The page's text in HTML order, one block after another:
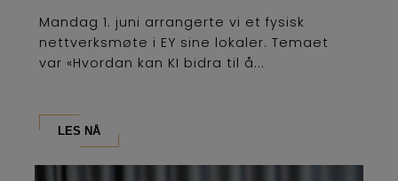
Mandag 1. juni arrangerte vi et fysisk
nettverksmøte i EY sine lokaler. Temaet
var «Hvordan kan KI bidra til å...
LES NÅ